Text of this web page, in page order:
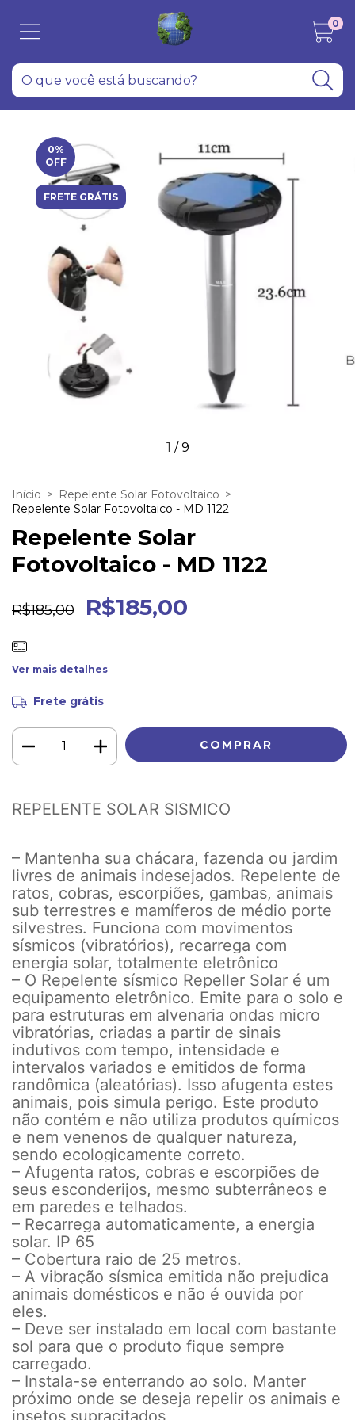
0
0%
OFF
FRETE GRÁTIS
1 /9
Início > Repelente Solar Fotovoltaico >
Repelente Solar Fotovoltaico - MD 1122
Repelente Solar
Fotovoltaico - MD 1122
R$185,00 R$185,00
Ver mais detalhes
Frete grátis
REPELENTE SOLAR SISMICO
– Mantenha sua chácara, fazenda ou jardim
livres de animais indesejados. Repelente de
ratos, cobras, escorpiões, gambas, animais
sub terrestres e mamíferos de médio porte
silvestres. Funciona com movimentos
sísmicos (vibratórios), recarrega com
energia solar, totalmente eletrônico
– O Repelente sísmico Repeller Solar é um
equipamento eletrônico. Emite para o solo e
para estruturas em alvenaria ondas micro
vibratórias, criadas a partir de sinais
indutivos com tempo, intensidade e
intervalos variados e emitidos de forma
randômica (aleatórias). Isso afugenta estes
animais, pois simula perigo. Este produto
não contém e não utiliza produtos químicos
e nem venenos de qualquer natureza,
sendo ecologicamente correto.
– Afugenta ratos, cobras e escorpiões de
seus esconderijos, mesmo subterrâneos e
em paredes e telhados.
– Recarrega automaticamente, a energia
solar. IP 65
– Cobertura raio de 25 metros.
– A vibração sísmica emitida não prejudica
animais domésticos e não é ouvida por
eles.
– Deve ser instalado em local com bastante
sol para que o produto fique sempre
carregado.
– Instala-se enterrando ao solo. Manter
próximo onde se deseja repelir os animais e